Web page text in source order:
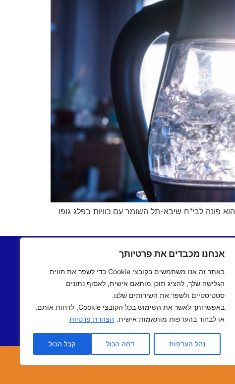
אנחנו מכבדים את פרטיותך
באתר זה אנו משתמשים בקובצי Cookie כדי לשפר את חווית
הגלישה שלך, להציג תוכן מותאם אישית, לאסוף נתונים
סטטיסטיים ולשפר את השירותים שלנו.
באפשרותך לאשר את השימוש בכל הקובצי Cookie, לדחות אותם,
או לבחור בהעדפות מותאמות אישית. הצהרת פרטיות
נהל העדפות דחה הכול קבל הכול
פונה לבי"ח שיבא-תל השומר עם כוויות בפלג גופו
בתשעים
בתשעים
שישי
שישי אישי
ים תיכוני
קלאב שואו
ישראלי
יצירת קשר
מדיניות פרטיות
הצהרת נגישות